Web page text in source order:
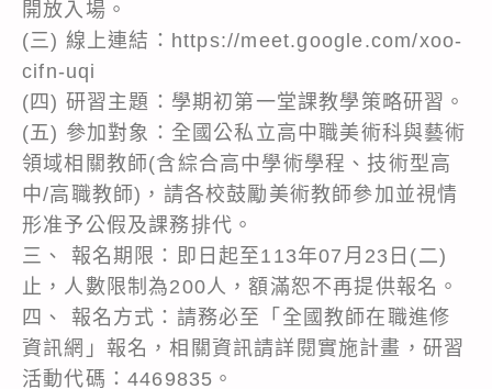
開放入場。
(三) 線上連結：https://meet.google.com/xoo-
cifn-uqi
(四) 研習主題：學期初第一堂課教學策略研習。
(五) 參加對象：全國公私立高中職美術科與藝術
領域相關教師(含綜合高中學術學程、技術型高
中/高職教師)，請各校鼓勵美術教師參加並視情
形准予公假及課務排代。
三、 報名期限：即日起至113年07月23日(二)
止，人數限制為200人，額滿恕不再提供報名。
四、 報名方式：請務必至「全國教師在職進修
資訊網」報名，相關資訊請詳閱實施計畫，研習
活動代碼：4469835。